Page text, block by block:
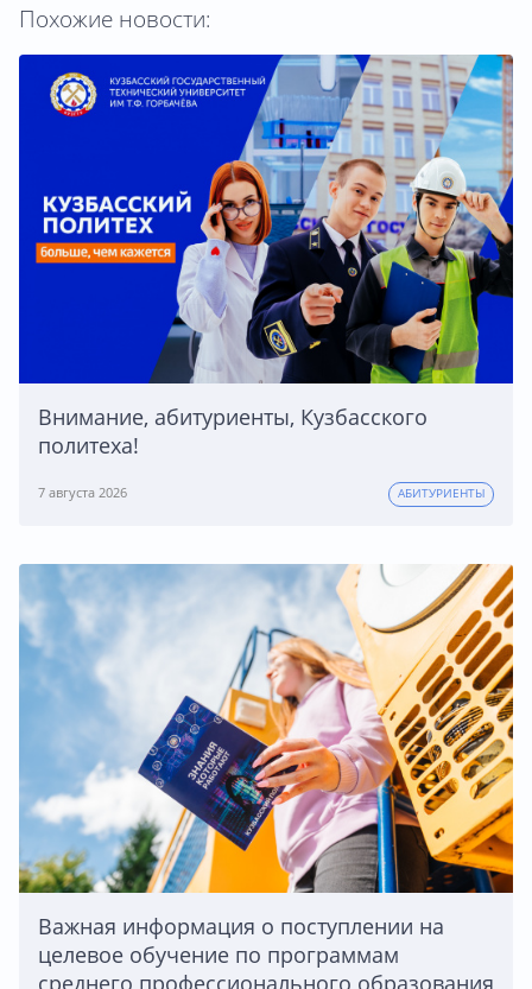
Похожие новости:
Внимание, абитуриенты, Кузбасского
политеха!
7 августа 2026 АБИТУРИЕНТЫ
Важная информация о поступлении на
целевое обучение по программам
среднего профессионального образования